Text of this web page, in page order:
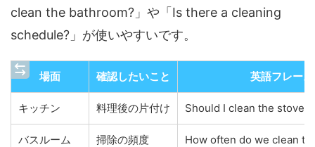
clean the bathroom?」や「Is there a cleaning
schedule?」が使いやすいです。
場面 確認したいこと 英語フレーズ
キッチン 料理後の片付け Should I clean the stove
バスルーム 掃除の頻度 How often do we clean